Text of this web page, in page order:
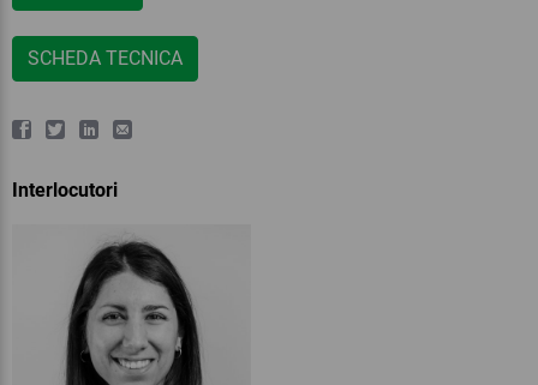
SCHEDA TECNICA
Interlocutori